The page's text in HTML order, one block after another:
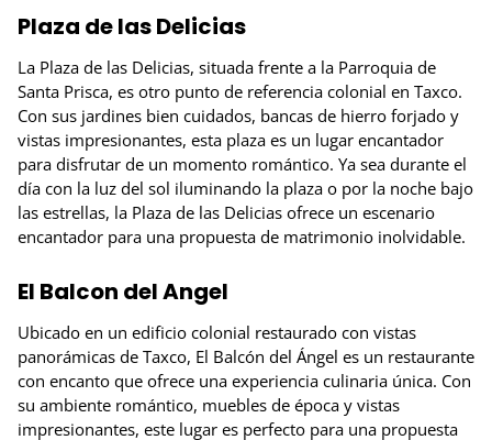
Plaza de las Delicias
La Plaza de las Delicias, situada frente a la Parroquia de
Santa Prisca, es otro punto de referencia colonial en Taxco.
Con sus jardines bien cuidados, bancas de hierro forjado y
vistas impresionantes, esta plaza es un lugar encantador
para disfrutar de un momento romántico. Ya sea durante el
día con la luz del sol iluminando la plaza o por la noche bajo
las estrellas, la Plaza de las Delicias ofrece un escenario
encantador para una propuesta de matrimonio inolvidable.
El Balcon del Angel
Ubicado en un edificio colonial restaurado con vistas
panorámicas de Taxco, El Balcón del Ángel es un restaurante
con encanto que ofrece una experiencia culinaria única. Con
su ambiente romántico, muebles de época y vistas
impresionantes, este lugar es perfecto para una propuesta